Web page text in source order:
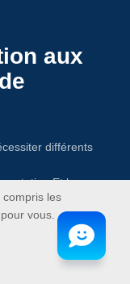
aux
différents
les
maintient ces
compris les
vous.